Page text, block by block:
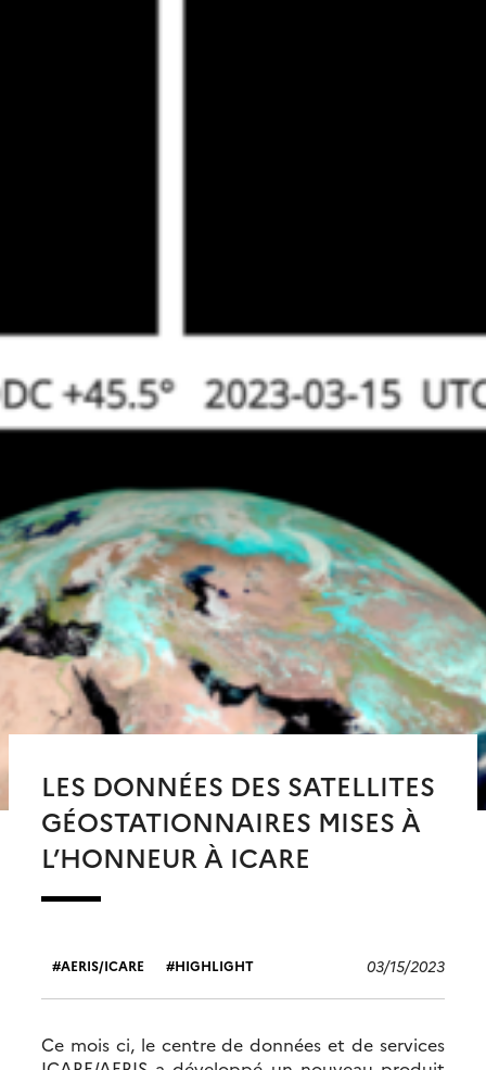
LES DONNÉES DES SATELLITES
GÉOSTATIONNAIRES MISES À
L’HONNEUR À ICARE
AERIS/ICARE HIGHLIGHT 03/15/2023
Ce mois ci, le centre de données et de services